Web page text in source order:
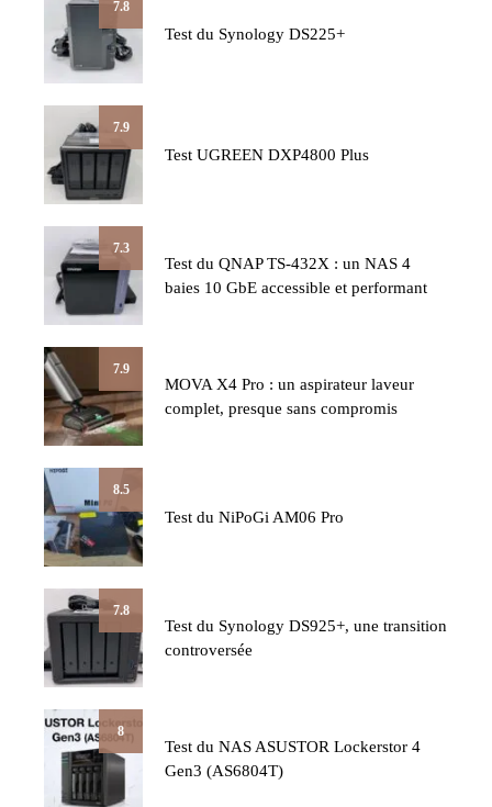
7.8
Test du Synology DS225+
7.9
Test UGREEN DXP4800 Plus
7.3
Test du QNAP TS-432X : un NAS 4
baies 10 GbE accessible et performant
7.9
MOVA X4 Pro : un aspirateur laveur
complet, presque sans compromis
8.5
Test du NiPoGi AM06 Pro
7.8
Test du Synology DS925+, une transition
controversée
8
Test du NAS ASUSTOR Lockerstor 4
Gen3 (AS6804T)